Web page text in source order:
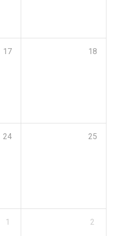
17 18
24 25
1 2